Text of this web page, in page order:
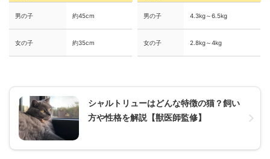
男の子 約45cm
女の子 約35cm
男の子 4.3kg～6.5kg
女の子 2.8kg～4kg
シャルトリューはどんな特徴の猫？飼い
方や性格を解説【獣医師監修】